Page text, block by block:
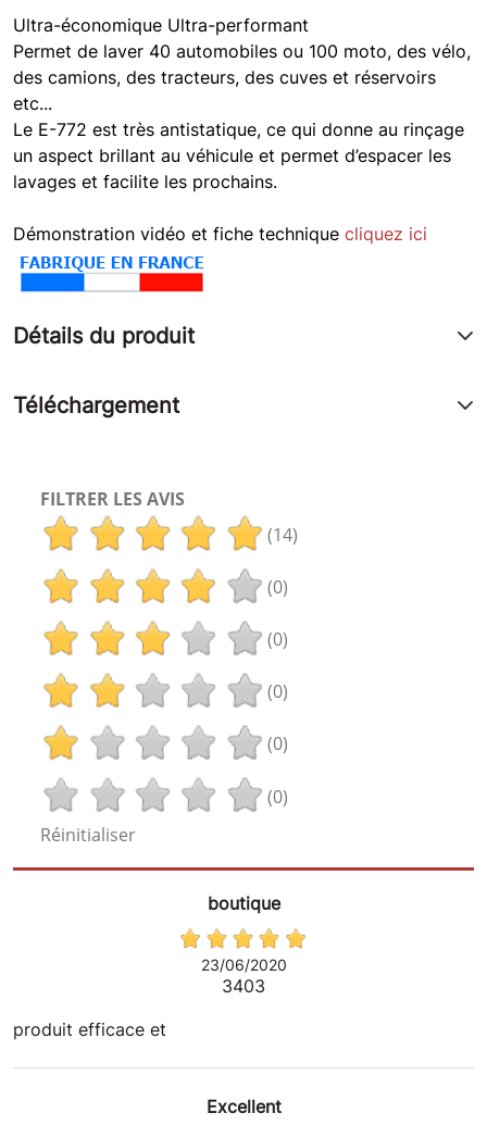
Ultra-économique Ultra-performant
Permet de laver 40 automobiles ou 100 moto, des vélo,
des camions, des tracteurs, des cuves et réservoirs
etc...
Le E-772 est très antistatique, ce qui donne au rinçage
un aspect brillant au véhicule et permet d’espacer les
lavages et facilite les prochains.
Démonstration vidéo et fiche technique cliquez ici
Détails du produit
Téléchargement
FILTRER LES AVIS
(14)
(0)
(0)
(0)
(0)
(0)
Réinitialiser
boutique
23/06/2020
3403
produit efficace et
Excellent